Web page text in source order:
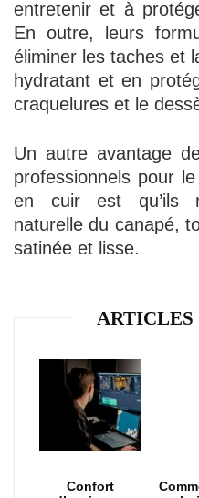
entretenir et à
En outre, leurs
éliminer les taches et
hydratant et en
craquelures et le
Un autre avantage
professionnels pour
en cuir est qu’ils
naturelle du canapé,
satinée et lisse.
Confort